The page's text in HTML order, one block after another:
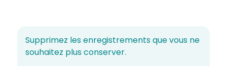
Supprimez les enregistrements que vous ne
souhaitez plus conserver.